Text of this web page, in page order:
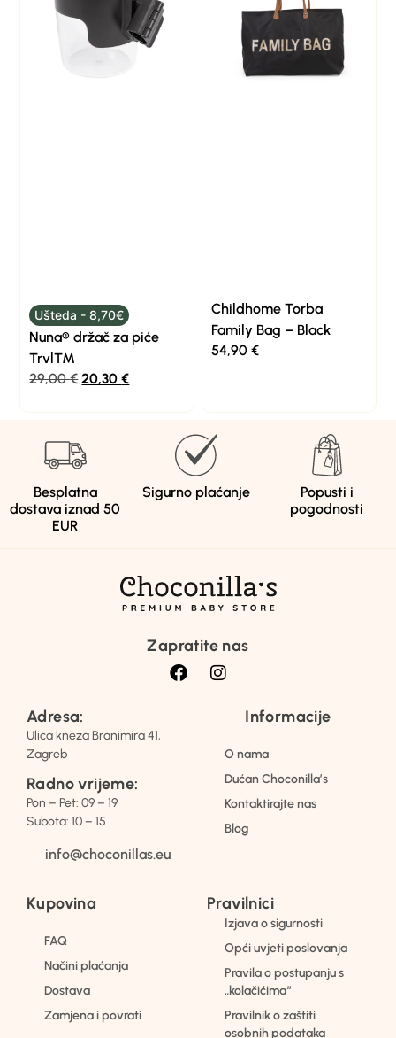
Ušteda - 8,70€
Nuna® držač za piće
Trvl™
29,00€ 20,30€
Childhome Torba
Family Bag – Black
54,90 €
Besplatna
dostava iznad 50
EUR
Sigurno plaćanje
Popusti i
pogodnosti
Zapratite nas
Adresa:
Ulica kneza Branimira 41,
Zagreb
Radno vrijeme:
Pon – Pet: 09 – 19
Subota: 10 – 15
info@choconillas.eu
Informacije
O nama
Dućan Choconilla’s
Kontaktirajte nas
Blog
Kupovina
FAQ
Načini plaćanja
Dostava
Zamjena i povrati
Pravilnici
Izjava o sigurnosti
Opći uvjeti poslovanja
Pravila o postupanju s
„kolačićima“
Pravilnik o zaštiti
osobnih podataka